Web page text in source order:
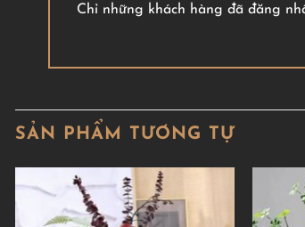
Chỉ những khách hàng đã đăng
SẢN PHẨM TƯƠNG TỰ